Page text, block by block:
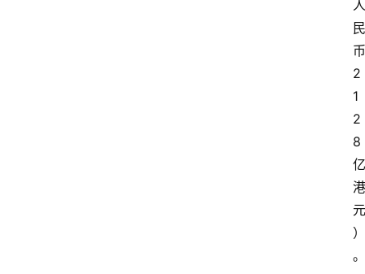
人
民
币
2
1
2
8
亿
港
元
）
。